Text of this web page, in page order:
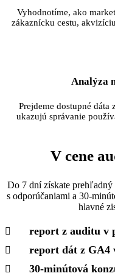
Vyhodnotíme, ako
zákaznícku cestu,
Analýza
Prejdeme dostupné
ukazujú správanie
V cene
Do 7 dní získate
s odporúčaniami a 30-
hlavné
report z auditu v
report dát z GA4
30-minútová